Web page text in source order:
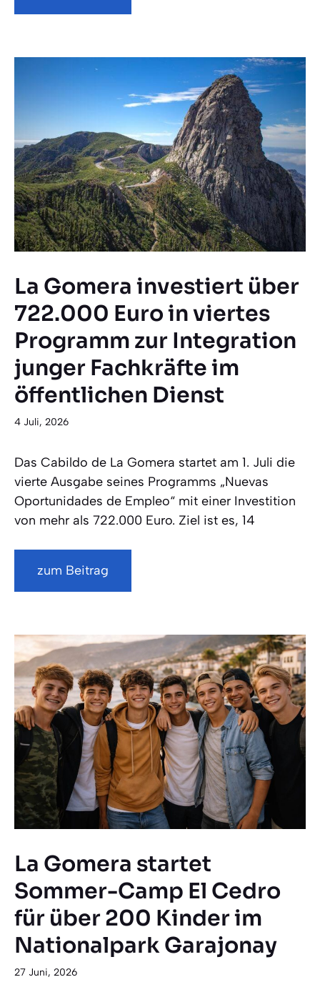
La Gomera investiert über
722.000 Euro in viertes
Programm zur Integration
junger Fachkräfte im
öffentlichen Dienst
4 Juli, 2026
Das Cabildo de La Gomera startet am 1. Juli die
vierte Ausgabe seines Programms „Nuevas
Oportunidades de Empleo“ mit einer Investition
von mehr als 722.000 Euro. Ziel ist es, 14
zum Beitrag
La Gomera startet
Sommer-Camp El Cedro
für über 200 Kinder im
Nationalpark Garajonay
27 Juni, 2026